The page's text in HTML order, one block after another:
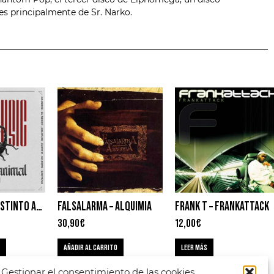
principalmente de Sr. Narko.
TITÓ MUSIC – INSTINTO ANIMAL VOL 1 & VOL 2 FALSALARMA – ALQUIMIA
30,90€
AÑADIR AL CARRITO
FRANK T – FRANKATTACK
12,00€
LEER MÁS